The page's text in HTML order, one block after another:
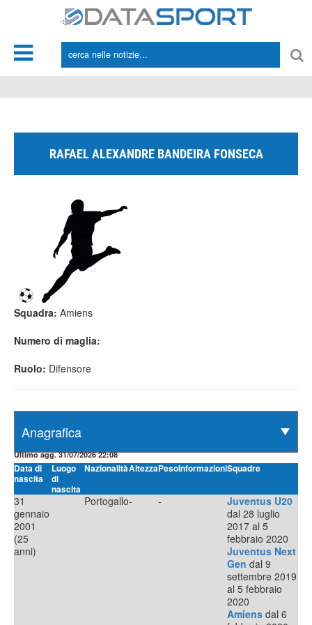
RAFAEL ALEXANDRE BANDEIRA FONSECA
Squadra: Amiens
Numero di maglia:
Ruolo: Difensore
Ultimo agg. 31/07/2026 22:08
Data di
nascita
Luogo
di
nascita
NazionalitàAltezzaPesoInformazioniSquadre
31
gennaio
2001
(25
anni)
Portogallo- -
Juventus U20
dal 28 luglio
2017 al 5
febbraio 2020
Juventus Next
Gen dal 9
settembre 2019
al 5 febbraio
2020
Amiens dal 6